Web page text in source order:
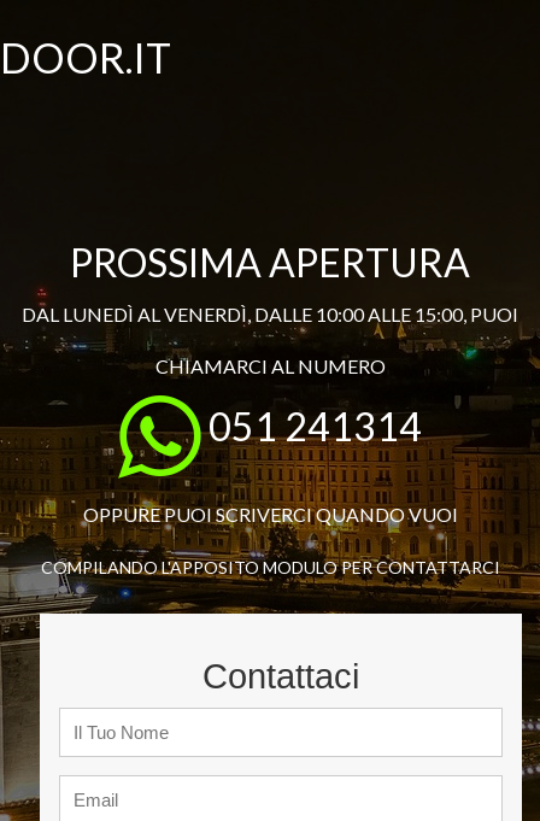
DOOR.IT
PROSSIMA APERTURA
DAL LUNEDÌ AL VENERDÌ, DALLE 10:00 ALLE 15:00, PUOI
CHIAMARCI AL NUMERO
051 241314
OPPURE PUOI SCRIVERCI QUANDO VUOI
COMPILANDO L'APPOSITO MODULO PER CONTATTARCI
Contattaci